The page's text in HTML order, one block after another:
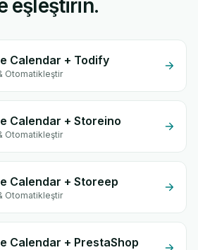
eşleştirin.
Calendar + Todify
Otomatikleştir
Calendar + Storeino
Otomatikleştir
Calendar + Storeep
Otomatikleştir
Calendar + PrestaShop